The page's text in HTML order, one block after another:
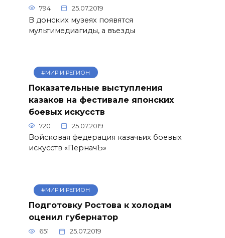
794 25.07.2019
В донских музеях появятся
мультимедиагиды, а въезды
#МИР И РЕГИОН
Показательные выступления
казаков на фестивале японских
боевых искусств
720 25.07.2019
Войсковая федерация казачьих боевых
искусств «ПерначЪ»
#МИР И РЕГИОН
Подготовку Ростова к холодам
оценил губернатор
651 25.07.2019